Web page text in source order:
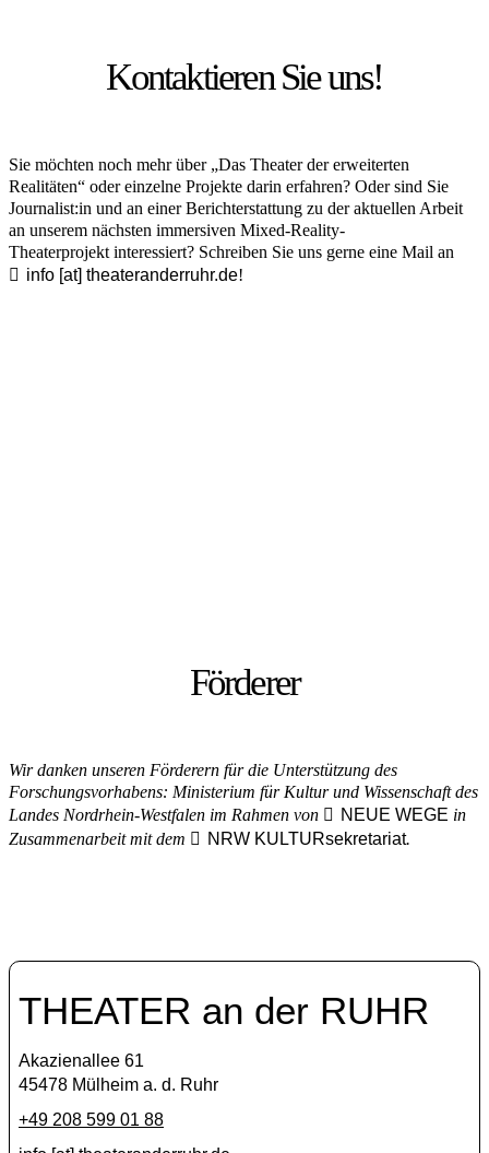
Kontaktieren Sie uns!
Sie möchten noch mehr über „Das Theater der erweiterten
Realitäten“ oder einzelne Projekte darin erfahren? Oder sind Sie
Journalist:in und an einer Berichterstattung zu der aktuellen Arbeit
an unserem nächsten immersiven Mixed-Reality-
Theaterprojekt interessiert? Schreiben Sie uns gerne eine Mail an
info [​at​] theateranderruhr.de!
Förderer
Wir danken unseren Förderern für die Unterstützung des
Forschungsvorhabens: Ministerium für Kultur und Wissenschaft des
Landes Nordrhein-Westfalen im Rahmen von
NEUE WEGE in
Zusammenarbeit mit dem
NRW KULTURsekretariat.
THEATER an der RUHR
Akazienallee 61
45478 Mülheim a. d. Ruhr
+49 208 599 01 88